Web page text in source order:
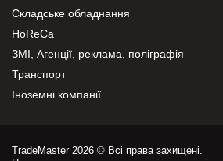
Складське обладнання
HoReCa
ЗМІ, Агенції, реклама, поліграфія
Транспорт
Іноземні компанії
TradeMaster 2026 © Всі права захищені.